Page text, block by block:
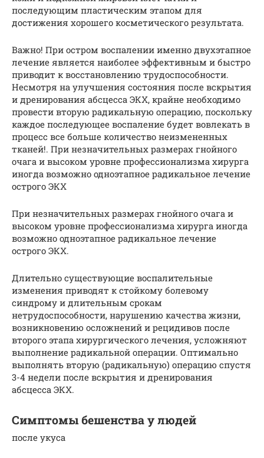
последующим пластическим этапом для
достижения хорошего косметического результата.
Важно! При остром воспалении именно двухэтапное
лечение является наиболее эффективным и быстро
приводит к восстановлению трудоспособности.
Несмотря на улучшения состояния после вскрытия
и дренирования абсцесса ЭКХ, крайне необходимо
провести вторую радикальную операцию, поскольку
каждое последующее воспаление будет вовлекать в
процесс все больше количество неизмененных
тканей!. При незначительных размерах гнойного
очага и высоком уровне профессионализма хирурга
иногда возможно одноэтапное радикальное лечение
острого ЭКХ
При незначительных размерах гнойного очага и
высоком уровне профессионализма хирурга иногда
возможно одноэтапное радикальное лечение
острого ЭКХ.
Длительно существующие воспалительные
изменения приводят к стойкому болевому
синдрому и длительным срокам
нетрудоспособности, нарушению качества жизни,
возникновению осложнений и рецидивов после
второго этапа хирургического лечения, усложняют
выполнение радикальной операции. Оптимально
выполнять вторую (радикальную) операцию спустя
3-4 недели после вскрытия и дренирования
абсцесса ЭКХ.
Симптомы бешенства у людей
после укуса